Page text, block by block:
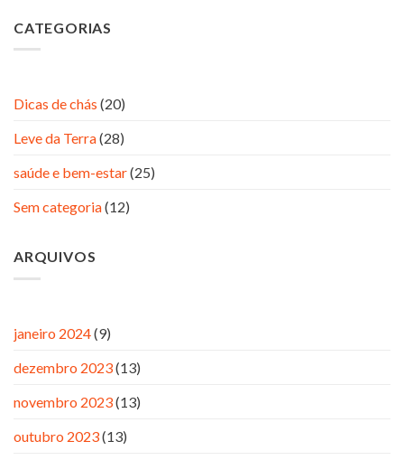
CATEGORIAS
Dicas de chás (20)
Leve da Terra(28)
saúde e bem-estar(25)
Sem categoria(12)
ARQUIVOS
janeiro 2024(9)
dezembro 2023(13)
novembro 2023(13)
outubro 2023(13)